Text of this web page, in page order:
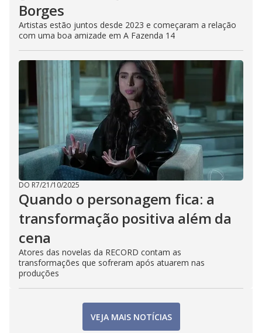
Borges
Artistas estão juntos desde 2023 e começaram a relação
com uma boa amizade em A Fazenda 14
DO R7/21/10/2025
Quando o personagem fica: a
transformação positiva além da
cena
Atores das novelas da RECORD contam as
transformações que sofreram após atuarem nas
produções
VEJA MAIS NOTÍCIAS